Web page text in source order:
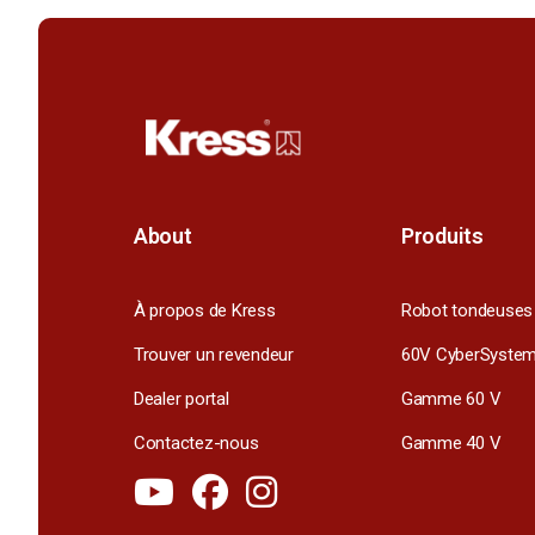
About
À propos de Kress
Trouver un revendeur
Dealer portal
Contactez-nous
Produits
Robot tondeuses
60V CyberSystem
Gamme 60 V
Gamme 40 V